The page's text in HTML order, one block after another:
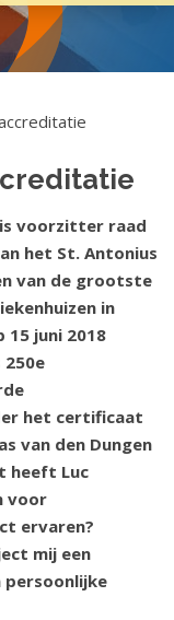
is voorzitter raad
het St. Antonius
van de grootste
in
15 juni 2018
het certificaat
van den Dungen
heeft Luc
voor
ervaren?
mij een
persoonlijke